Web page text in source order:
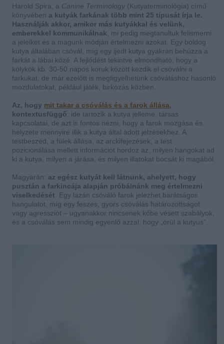
Harold Spira, a Canine Terminology (Kutyaterminológia) című
könyvében a kutyák farkának több mint 25 típusát írja le.
Használják akkor, amikor más kutyákkal és velünk,
emberekkel kommunikálnak , mi pedig megtanultuk felismerni
a jeleiket és a magunk módján értelmezni azokat. Egy boldog
kutya általában csóvál, míg egy ijedt kutya gyakran behúzza a
farkát a lábai közé. A fejlődést tekintve elmondható, hogy a
kölykök kb. 30-50 napos koruk között kezdik el csóválni a
farkukat, de már ezelőtt is megfigyelhetünk csóváláshoz hasonló
mozdulatokat, például játék, birkózás közben.
Az, hogy mit takar a csóválás és a farok állása,
kontextusfüggő: ide tartozik a kutya jelleme, társas
kapcsolatai, de azt is fontos nézni, hogy a farok mozgása és
helyzete mennyire illik a kutya által adott jelzésekhez. A
testbeszéd, a fülek állása, az arckifejezések, a test
pozicionálása mellett információt hordoz az, milyen hangokat ad
ki a kutya, milyen a járása, és milyen illatokat bocsát ki magából.
Magyarán: az egész kutyát kell látnunk, ahelyett, hogy
pusztán a farkincája alapján próbálnánk meg értelmezni
viselkedését . Egy lazán csóváló farok jelezhet barátságos
hangulatot, míg egy feszes, gyors csóválás határozottságot
vagy agressziót – ugyanakkor nincsenek kőbe vésett szabályok,
és a csóválás sem mindig egyenlő azzal, hogy „örül a kutyus”.